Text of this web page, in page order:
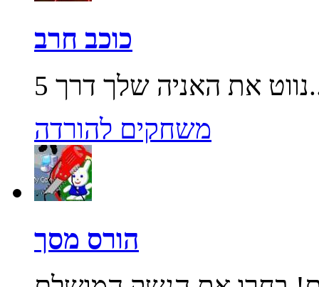
כוכב חרב
5...
משחקים להורדה
הורס מסך